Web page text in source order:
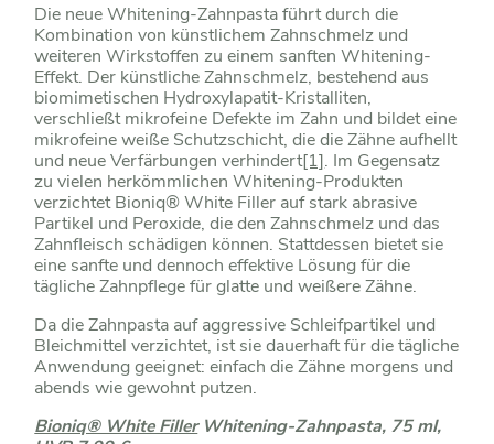
Die neue Whitening-Zahnpasta führt durch die
Kombination von künstlichem Zahnschmelz und
weiteren Wirkstoffen zu einem sanften Whitening-
Effekt. Der künstliche Zahnschmelz, bestehend aus
biomimetischen Hydroxylapatit-Kristalliten,
verschließt mikrofeine Defekte im Zahn und bildet eine
mikrofeine weiße Schutzschicht, die die Zähne aufhellt
und neue Verfärbungen verhindert[1]. Im Gegensatz
zu vielen herkömmlichen Whitening-Produkten
verzichtet Bioniq® White Filler auf stark abrasive
Partikel und Peroxide, die den Zahnschmelz und das
Zahnfleisch schädigen können. Stattdessen bietet sie
eine sanfte und dennoch effektive Lösung für die
tägliche Zahnpflege für glatte und weißere Zähne.
Da die Zahnpasta auf aggressive Schleifpartikel und
Bleichmittel verzichtet, ist sie dauerhaft für die tägliche
Anwendung geeignet: einfach die Zähne morgens und
abends wie gewohnt putzen.
Bioniq® White FillerWhitening-Zahnpasta, 75 ml,